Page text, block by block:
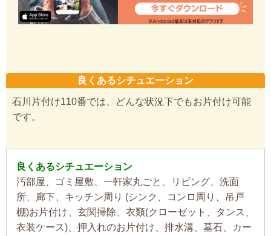
良くあるシチュエーション
石川片付け110番では、どんな状況下でもお片付け可能
です。
良くあるシチュエーション
汚部屋、ゴミ屋敷、一軒家丸ごと、リビング、洗面
所、廊下、キッチン周り (シンク、コンロ周り、吊戸
棚)お片付け、玄関掃除、衣類(クローゼット、タンス、
衣装ケース)、押入れのお片付け、排水溝、墓石、カー